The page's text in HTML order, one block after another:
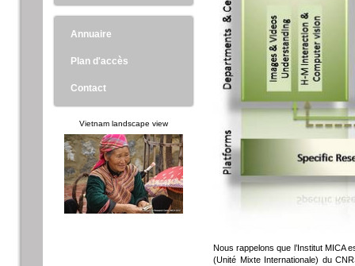
Nous rappelons que l’Institut MICA
(Unité Mixte Internationale) du
Annuaire
Plan d'accès
Contact
Vietnam landscape view